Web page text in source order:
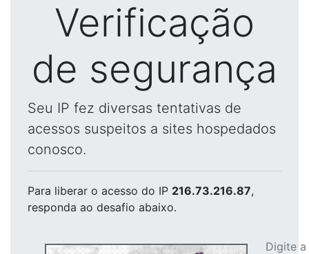
Verificação
de segurança
Seu IP fez diversas tentativas de
acessos suspeitos a sites hospedados
conosco.
Para liberar o acesso do IP 216.73.216.87,
responda ao desafio abaixo.
Digite